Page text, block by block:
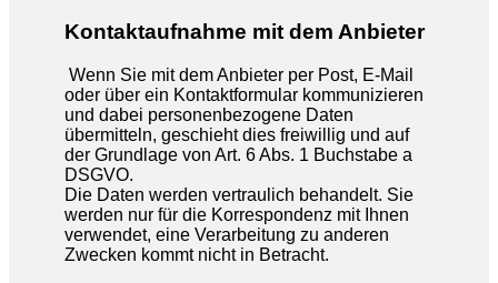
Kontaktaufnahme mit dem Anbieter
Wenn Sie mit dem Anbieter per Post, E-Mail
oder über ein Kontaktformular kommunizieren
und dabei personenbezogene Daten
übermitteln, geschieht dies freiwillig und auf
der Grundlage von Art. 6 Abs. 1 Buchstabe a
DSGVO.
Die Daten werden vertraulich behandelt. Sie
werden nur für die Korrespondenz mit Ihnen
verwendet, eine Verarbeitung zu anderen
Zwecken kommt nicht in Betracht.